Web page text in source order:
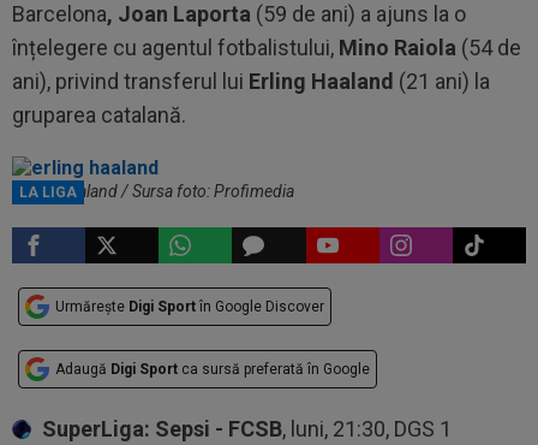
Barcelona, Joan Laporta (59 de ani) a ajuns la o
înțelegere cu agentul fotbalistului, Mino Raiola (54 de
ani), privind transferul lui Erling Haaland (21 ani) la
gruparea catalană.
LA LIGA
Erling Haaland / Sursa foto: Profimedia
Urmărește Digi Sport în Google Discover
Adaugă Digi Sport ca sursă preferată în Google
SuperLiga: Sepsi - FCSB, luni, 21:30, DGS 1